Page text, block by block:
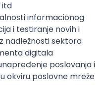
itd
informacionog
i testiranje novih i
nadležnosti sektora
digitala
poslovanja i
okviru poslovne mreže